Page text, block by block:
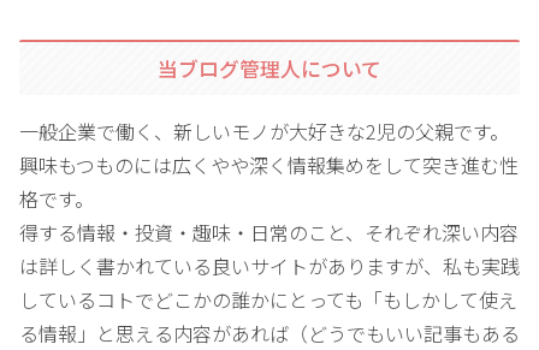
当ブログ管理人について
一般企業で働く、新しいモノが大好きな2児の父親です。
興味もつものには広くやや深く情報集めをして突き進む性
格です。
得する情報・投資・趣味・日常のこと、それぞれ深い内容
は詳しく書かれている良いサイトがありますが、私も実践
しているコトでどこかの誰かにとっても「もしかして使え
る情報」と思える内容があれば（どうでもいい記事もある